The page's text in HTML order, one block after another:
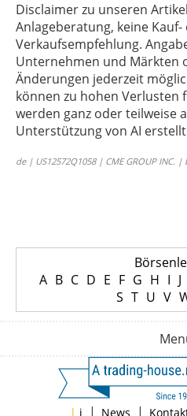
Disclaimer zu unseren
Anlageberatung, keine Kauf-
Verkaufsempfehlung.
Unternehmen und Märkten
Änderungen jederzeit
können zu hohen Verlusten
werden ganz oder teilweise
Unterstützung von AI
de | US12572Q1058 | CME GROUP INC.
A B C D E F G H I J
S T U V
| i | News |